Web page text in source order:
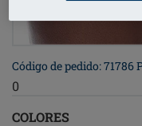
Código de pedido: 71786
0
COLORES